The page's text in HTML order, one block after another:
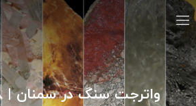
واترجت سنگ در سمنان | 09121030828